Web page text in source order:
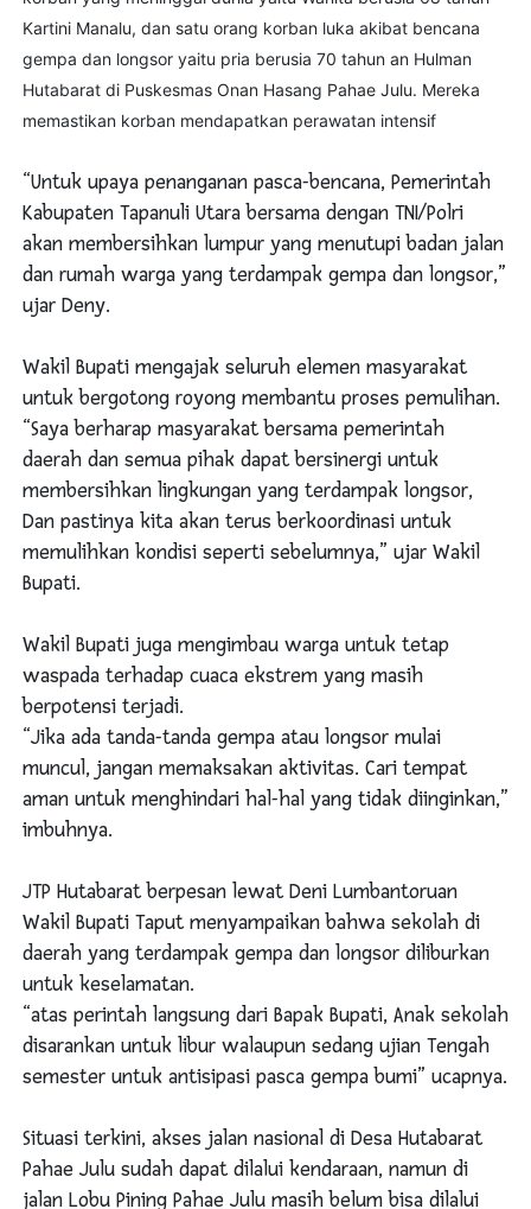
Kartini Manalu, dan satu orang korban luka akibat bencana
gempa dan longsor yaitu pria berusia 70 tahun an Hulman
Hutabarat di Puskesmas Onan Hasang Pahae Julu. Mereka
memastikan korban mendapatkan perawatan intensif
“Untuk upaya penanganan pasca-bencana, Pemerintah
Kabupaten Tapanuli Utara bersama dengan TNI/Polri
akan membersihkan lumpur yang menutupi badan jalan
dan rumah warga yang terdampak gempa dan longsor,”
ujar Deny.
Wakil Bupati mengajak seluruh elemen masyarakat
untuk bergotong royong membantu proses pemulihan.
“Saya berharap masyarakat bersama pemerintah
daerah dan semua pihak dapat bersinergi untuk
membersihkan lingkungan yang terdampak longsor,
Dan pastinya kita akan terus berkoordinasi untuk
memulihkan kondisi seperti sebelumnya,” ujar Wakil
Bupati.
Wakil Bupati juga mengimbau warga untuk tetap
waspada terhadap cuaca ekstrem yang masih
berpotensi terjadi.
“Jika ada tanda-tanda gempa atau longsor mulai
muncul, jangan memaksakan aktivitas. Cari tempat
aman untuk menghindari hal-hal yang tidak diinginkan,”
imbuhnya.
JTP Hutabarat berpesan lewat Deni Lumbantoruan
Wakil Bupati Taput menyampaikan bahwa sekolah di
daerah yang terdampak gempa dan longsor diliburkan
untuk keselamatan.
“atas perintah langsung dari Bapak Bupati, Anak sekolah
disarankan untuk libur walaupun sedang ujian Tengah
semester untuk antisipasi pasca gempa bumi” ucapnya.
Situasi terkini, akses jalan nasional di Desa Hutabarat
Pahae Julu sudah dapat dilalui kendaraan, namun di
jalan Lobu Pining Pahae Julu masih belum bisa dilalui